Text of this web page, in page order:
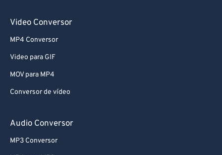
Video Conversor
MP4 Conversor
Video para GIF
MOV para MP4
Conversor de vídeo
Audio Conversor
MP3 Conversor